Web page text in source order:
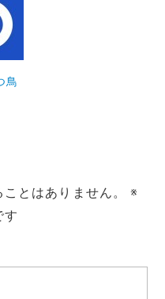
鳥
とはありません。
※
す